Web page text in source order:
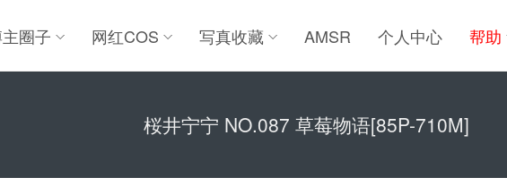
圈子 网红COS 写真收藏 AMSR 个人中心 帮助
桜井宁宁 NO.087 草莓物语[85P-710M]